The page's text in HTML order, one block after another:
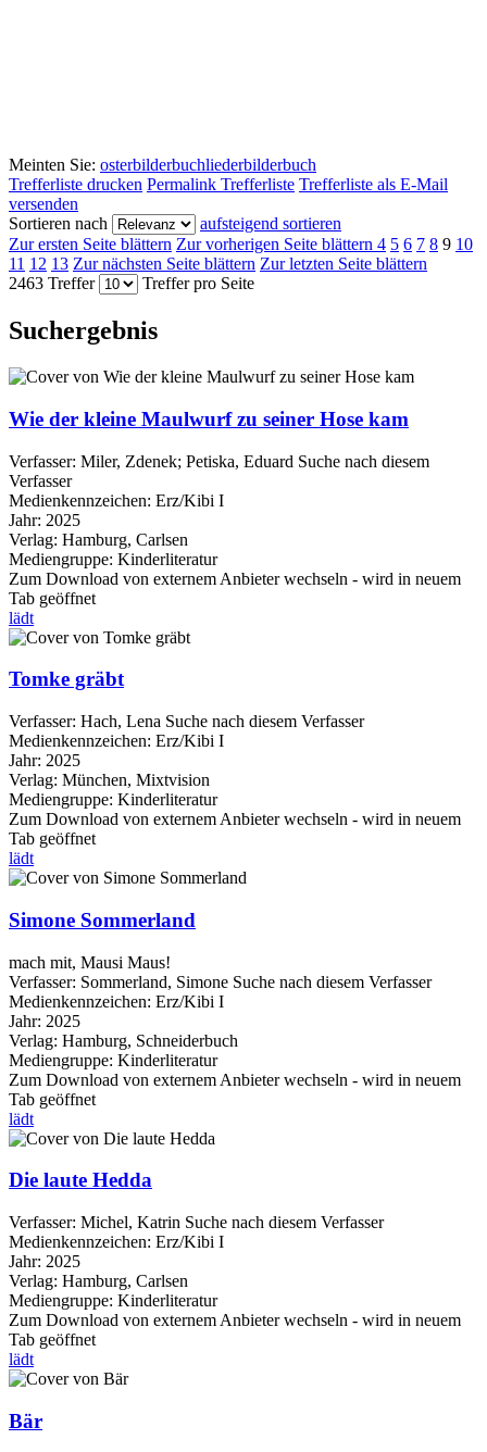
Meinten Sie: osterbilderbuchliederbilderbuch
Trefferliste drucken Permalink Trefferliste Trefferliste als E-Mail
versenden
Sortieren nach
aufsteigend sortieren
Zur ersten Seite blättern Zur vorherigen Seite blättern 4 5 6 7 8 9 10
11 12 13 Zur nächsten Seite blättern Zur letzten Seite blättern
2463 Treffer
Treffer pro Seite
Suchergebnis
Wie der kleine Maulwurf zu seiner Hose kam
Verfasser: Miler, Zdenek; Petiska, Eduard Suche nach diesem
Verfasser
Medienkennzeichen: Erz/Kibi I
Jahr: 2025
Verlag: Hamburg, Carlsen
Mediengruppe: Kinderliteratur
Zum Download von externem Anbieter wechseln - wird in neuem
Tab geöffnet
lädt
Tomke gräbt
Verfasser: Hach, Lena Suche nach diesem Verfasser
Medienkennzeichen: Erz/Kibi I
Jahr: 2025
Verlag: München, Mixtvision
Mediengruppe: Kinderliteratur
Zum Download von externem Anbieter wechseln - wird in neuem
Tab geöffnet
lädt
Simone Sommerland
mach mit, Mausi Maus!
Verfasser: Sommerland, Simone Suche nach diesem Verfasser
Medienkennzeichen: Erz/Kibi I
Jahr: 2025
Verlag: Hamburg, Schneiderbuch
Mediengruppe: Kinderliteratur
Zum Download von externem Anbieter wechseln - wird in neuem
Tab geöffnet
lädt
Die laute Hedda
Verfasser: Michel, Katrin Suche nach diesem Verfasser
Medienkennzeichen: Erz/Kibi I
Jahr: 2025
Verlag: Hamburg, Carlsen
Mediengruppe: Kinderliteratur
Zum Download von externem Anbieter wechseln - wird in neuem
Tab geöffnet
lädt
Bär